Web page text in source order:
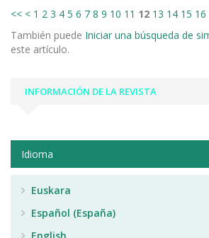
<< < 1 2 3 4 5 6 7 8 9 10 11 12 13 14 15 16
También puede Iniciar una búsqueda de
este artículo.
INFORMACIÓN DE LA REVISTA
Idioma
Euskara
Español (España)